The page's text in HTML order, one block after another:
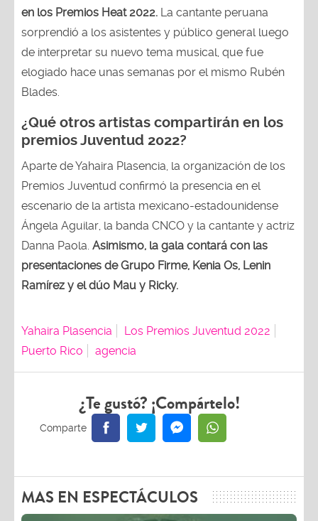
en los Premios Heat 2022. La cantante peruana
sorprendió a los asistentes y público general luego
de interpretar su nuevo tema musical, que fue
elogiado hace unas semanas por el mismo Rubén
Blades.
¿Qué otros artistas compartirán en los
premios Juventud 2022?
Aparte de Yahaira Plasencia, la organización de los
Premios Juventud confirmó la presencia en el
escenario de la artista mexicano-estadounidense
Ángela Aguilar, la banda CNCO y la cantante y actriz
Danna Paola. Asimismo, la gala contará con las
presentaciones de Grupo Firme, Kenia Os, Lenin
Ramírez y el dúo Mau y Ricky.
Yahaira Plasencia
Los Premios Juventud 2022
Puerto Rico
agencia
¿Te gustó? ¡Compártelo!
MAS EN ESPECTÁCULOS